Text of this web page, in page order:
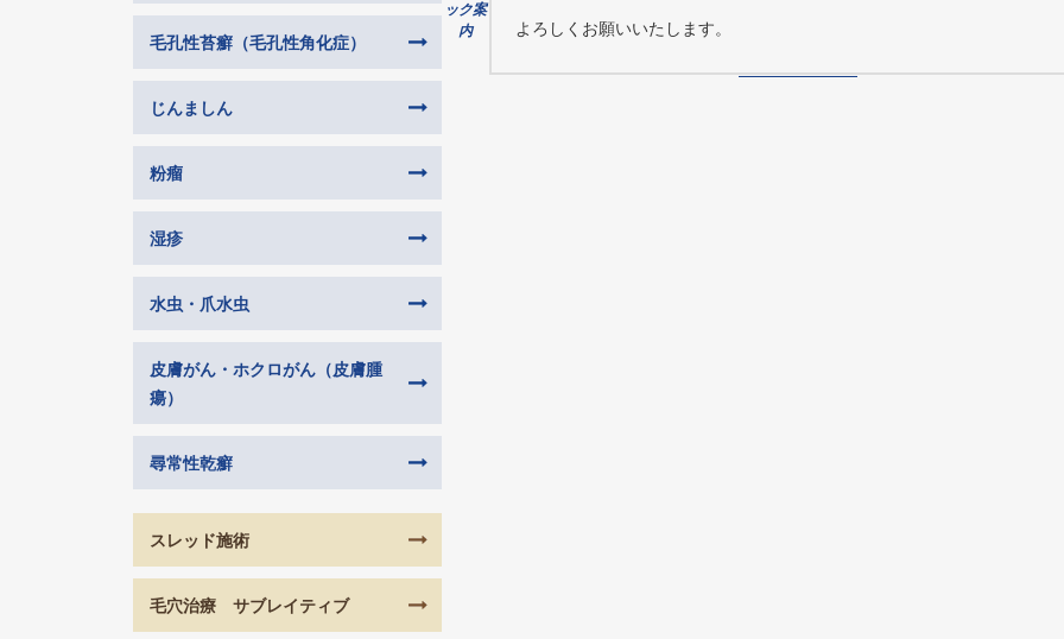
よろしくお願いいたします。
毛孔性苔癬（毛孔性角化症）
じんましん
粉瘤
湿疹
水虫・爪水虫
皮膚がん・ホクロがん（皮膚腫
瘍）
尋常性乾癬
スレッド施術
毛穴治療 サブレイティブ
ック案
内